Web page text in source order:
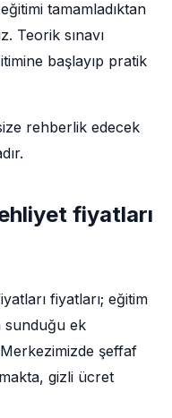
tamamladıktan
Teorik sınavı
başlayıp pratik
rehberlik edecek
fiyatları
fiyatları; eğitim
sunduğu ek
şeffaf
gizli ücret